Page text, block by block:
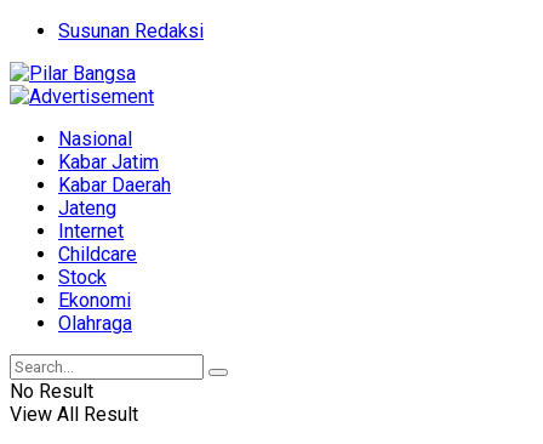
Susunan Redaksi
Nasional
Kabar Jatim
Kabar Daerah
Jateng
Internet
Childcare
Stock
Ekonomi
Olahraga
No Result
View All Result